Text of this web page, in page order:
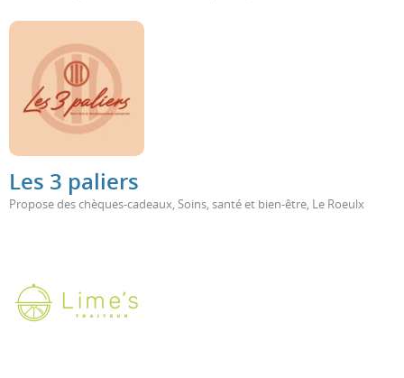
Les 3 paliers
Propose des chèques-cadeaux, Soins, santé et bien-être, Le Roeulx